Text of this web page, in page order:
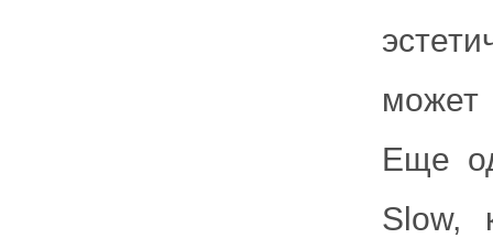
может
Еще
Slow,